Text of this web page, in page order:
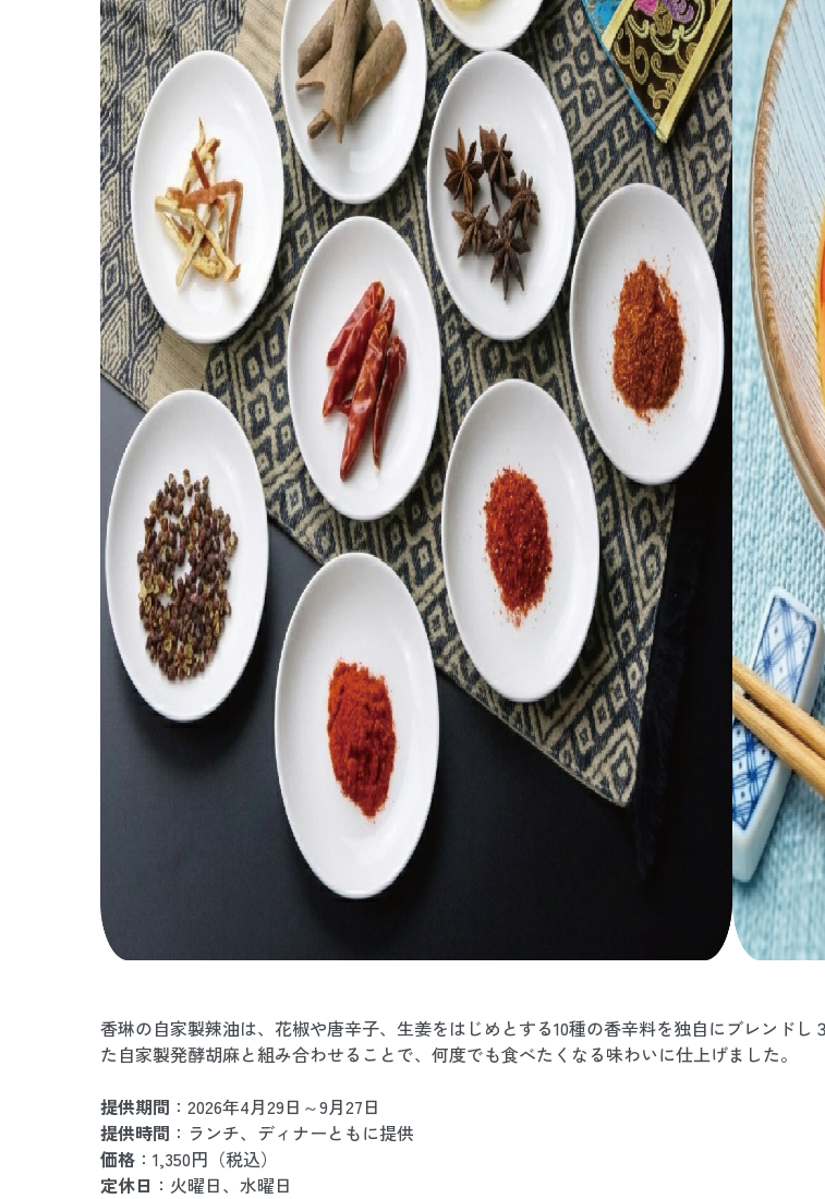
香琳の自家製辣油は、花椒や唐辛子、生姜をはじめとする10種の香辛料を独自にブレンド
た自家製発酵胡麻と組み合わせることで、何度でも食べたくなる味わいに仕上げました。
提供期間 ：2026年4月29日～9月27日
提供時間 ：ランチ、ディナーともに提供
価格 ：1,350円（税込）
定休日 ：火曜日、水曜日